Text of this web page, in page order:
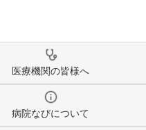
医療機関の皆様へ
病院なびについて